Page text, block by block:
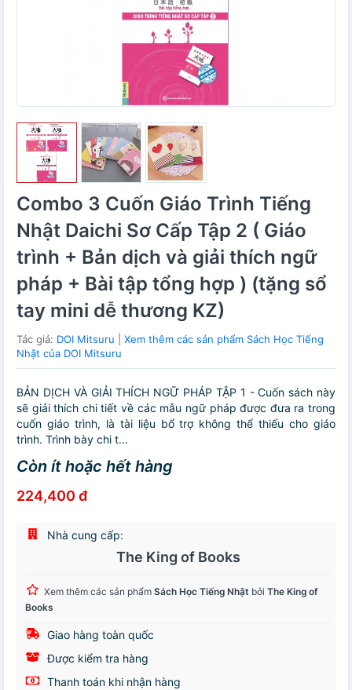
Combo 3 Cuốn Giáo Trình Tiếng
Nhật Daichi Sơ Cấp Tập 2 ( Giáo
trình + Bản dịch và giải thích ngữ
pháp + Bài tập tổng hợp ) (tặng sổ
tay mini dễ thương KZ)
Tác giả: DOI Mitsuru
Xem thêm các sản phẩm Sách Học Tiếng
Nhật của DOI Mitsuru
BẢN DỊCH VÀ GIẢI THÍCH NGỮ PHÁP TẬP 1 - Cuốn sách này
sẽ giải thích chi tiết về các mẫu ngữ pháp được đưa ra trong
cuốn giáo trình, là tài liệu bổ trợ không thể thiếu cho giáo
trình. Trình bày chi t...
Còn ít hoặc hết hàng
224,400 đ
Nhà cung cấp:
The King of Books
Xem thêm các sản phẩm Sách Học Tiếng Nhật bởi The King of
Books
Giao hàng toàn quốc
Được kiểm tra hàng
Thanh toán khi nhận hàng